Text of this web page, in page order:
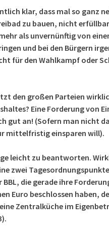
klar, dass mal so ganz
zu bauen, nicht
als unvernünftig von
und bei den Bürgern
für den Wahlkampf oder
den großen Parteien
Eine Forderung von
gut an! (Sofern man nicht
mittelfristig einsparen will).
leicht zu beantworten.
zwei
BBL, die gerade ihre
Euro beschlossen haben,
Zentralküche im